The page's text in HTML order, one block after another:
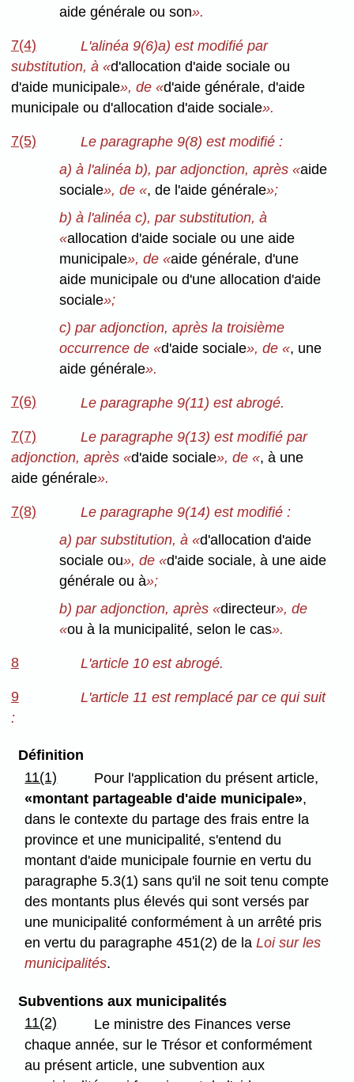
aide générale ou son».
7(4)
L'alinéa 9(6)a) est modifié par
substitution, à «d'allocation d'aide sociale ou
d'aide municipale», de «d'aide générale, d'aide
municipale ou d'allocation d'aide sociale».
7(5)
Le paragraphe 9(8) est modifié :
a) à l'alinéa b), par adjonction, après «aide
sociale», de «, de l'aide générale»;
b) à l'alinéa c), par substitution, à
«allocation d'aide sociale ou une aide
municipale», de «aide générale, d'une
aide municipale ou d'une allocation d'aide
sociale»;
c) par adjonction, après la troisième
occurrence de «d'aide sociale», de «, une
aide générale».
7(6) Le paragraphe 9(11) est abrogé.
7(7)
Le paragraphe 9(13) est modifié par
adjonction, après «d'aide sociale», de «, à une
aide générale».
7(8)
Le paragraphe 9(14) est modifié :
a) par substitution, à «d'allocation d'aide
sociale ou», de «d'aide sociale, à une aide
générale ou à»;
b) par adjonction, après «directeur», de
«ou à la municipalité, selon le cas».
8 L'article 10 est abrogé.
9
L'article 11 est remplacé par ce qui suit
:
Définition
11(1)
Pour l'application du présent article,
«montant partageable d'aide municipale»,
dans le contexte du partage des frais entre la
province et une municipalité, s'entend du
montant d'aide municipale fournie en vertu du
paragraphe 5.3(1) sans qu'il ne soit tenu compte
des montants plus élevés qui sont versés par
une municipalité conformément à un arrêté pris
en vertu du paragraphe 451(2) de laLoi sur les
municipalités.
Subventions aux municipalités
11(2)
Le ministre des Finances verse
chaque année, sur le Trésor et conformément
au présent article, une subvention aux